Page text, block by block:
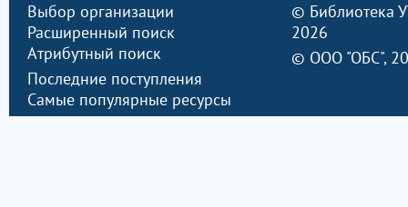
Выбор организации
Расширенный поиск
Атрибутный поиск
Последние поступления
Самые популярные ресурсы
© Библиотека
2026
© ООО "ОБС",